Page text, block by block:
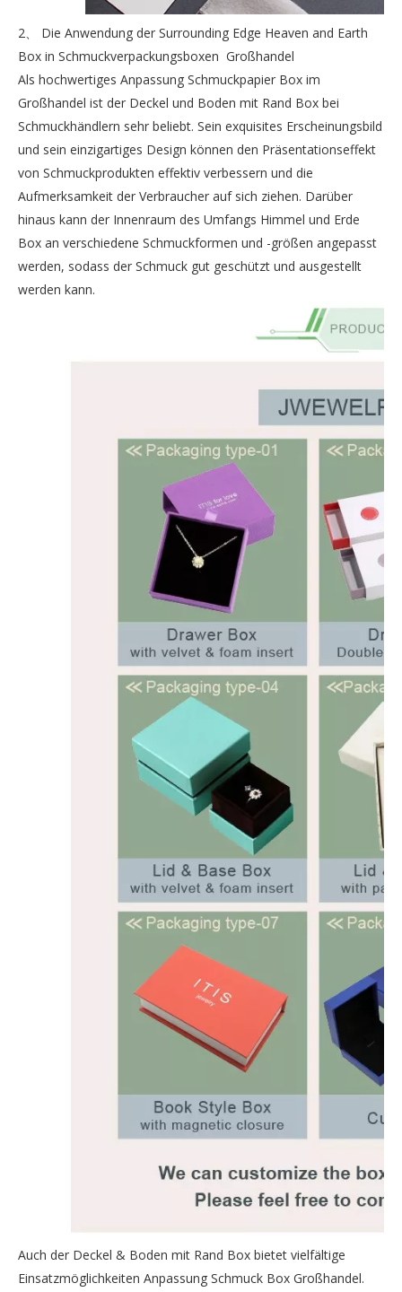
2、 Die Anwendung der Surrounding Edge Heaven and Earth
Box in Schmuckverpackungsboxen Großhandel
Als hochwertiges Anpassung Schmuckpapier Box im
Großhandel ist der Deckel und Boden mit Rand Box bei
Schmuckhändlern sehr beliebt. Sein exquisites Erscheinungsbild
und sein einzigartiges Design können den Präsentationseffekt
von Schmuckprodukten effektiv verbessern und die
Aufmerksamkeit der Verbraucher auf sich ziehen. Darüber
hinaus kann der Innenraum des Umfangs Himmel und Erde
Box an verschiedene Schmuckformen und -größen angepasst
werden, sodass der Schmuck gut geschützt und ausgestellt
werden kann.
Auch der Deckel & Boden mit Rand Box bietet vielfältige
Einsatzmöglichkeiten Anpassung Schmuck Box Großhandel.